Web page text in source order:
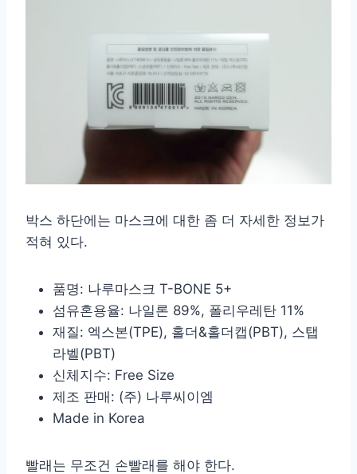
박스 하단에는 마스크에 대한 좀 더 자세한 정보가
적혀 있다.
품명: 나루마스크 T-BONE 5+
섬유혼용율: 나일론 89%, 폴리우레탄 11%
재질: 엑스본(TPE), 홀더&홀더캡(PBT), 스탭
라벨(PBT)
신체지수: Free Size
제조 판매: (주) 나루씨이엠
Made in Korea
빨래는 무조건 손빨래를 해야 한다.